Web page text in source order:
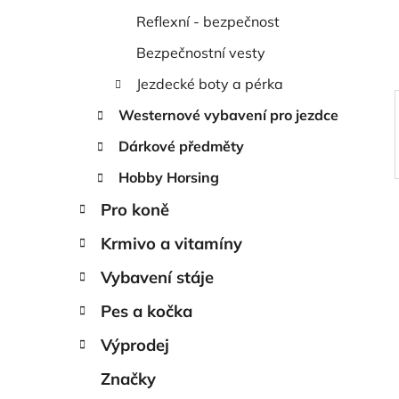
Reflexní - bezpečnost
Bezpečnostní vesty
Jezdecké boty a pérka
Westernové vybavení pro jezdce
Dárkové předměty
Hobby Horsing
Pro koně
Krmivo a vitamíny
Vybavení stáje
Pes a kočka
Výprodej
Značky